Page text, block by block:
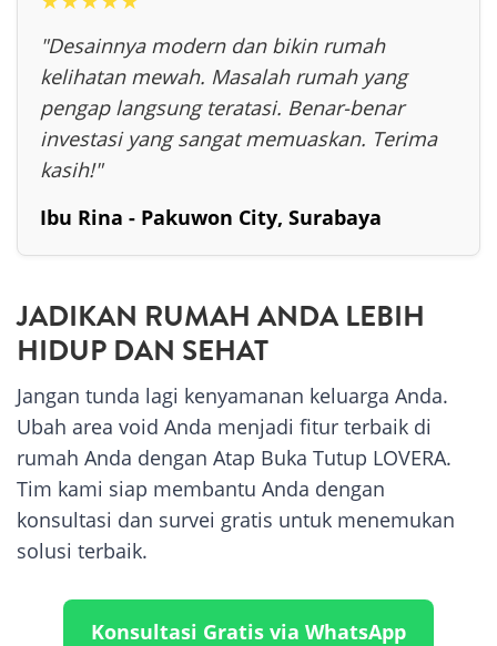
"Desainnya modern dan bikin rumah
kelihatan mewah. Masalah rumah yang
pengap langsung teratasi. Benar-benar
investasi yang sangat memuaskan. Terima
kasih!"
Ibu Rina - Pakuwon City, Surabaya
JADIKAN RUMAH ANDA LEBIH
HIDUP DAN SEHAT
Jangan tunda lagi kenyamanan keluarga Anda.
Ubah area void Anda menjadi fitur terbaik di
rumah Anda dengan Atap Buka Tutup LOVERA.
Tim kami siap membantu Anda dengan
konsultasi dan survei gratis untuk menemukan
solusi terbaik.
Konsultasi Gratis via WhatsApp